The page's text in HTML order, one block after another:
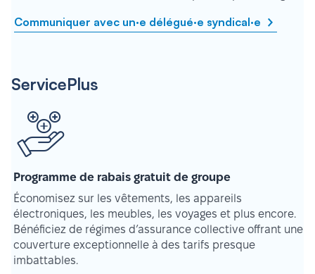
Communiquer avec un·e délégué·e syndical·e
ServicePlus
Programme de rabais gratuit de groupe
Économisez sur les vêtements, les appareils
électroniques, les meubles, les voyages et plus encore.
Bénéficiez de régimes d’assurance collective offrant une
couverture exceptionnelle à des tarifs presque
imbattables.